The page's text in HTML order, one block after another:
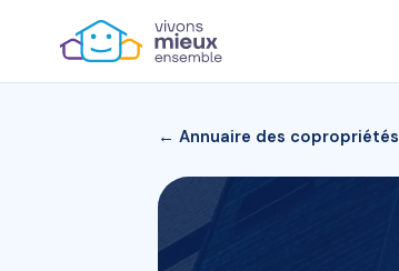
← Annuaire des copropriétés